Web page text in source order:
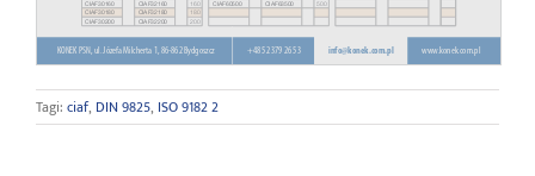
Tagi: ciaf, DIN 9825, ISO 9182 2